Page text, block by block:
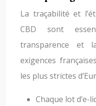
La traçabilité et
CBD sont
transparence et
exigences
les plus strictes
Chaque lot d’e-